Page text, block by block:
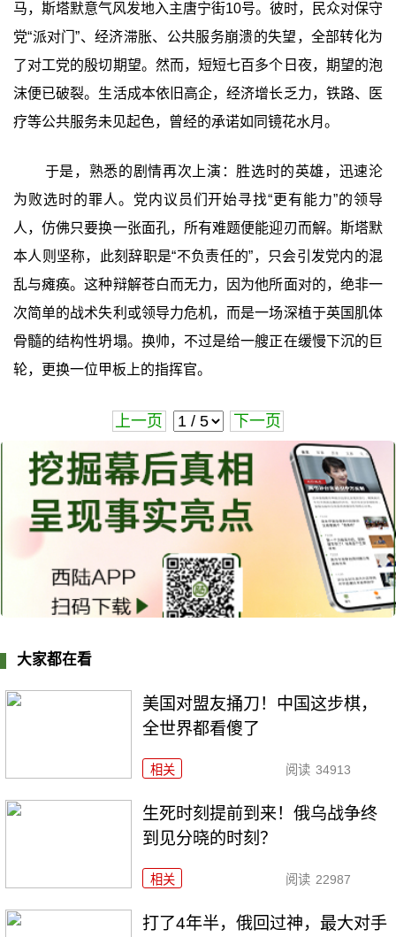
马，斯塔默意气风发地入主唐宁街10号。彼时，民众对保守
党“派对门”、经济滞胀、公共服务崩溃的失望，全部转化为
了对工党的殷切期望。然而，短短七百多个日夜，期望的泡
沫便已破裂。生活成本依旧高企，经济增长乏力，铁路、医
疗等公共服务未见起色，曾经的承诺如同镜花水月。
于是，熟悉的剧情再次上演：胜选时的英雄，迅速沦
为败选时的罪人。党内议员们开始寻找“更有能力”的领导
人，仿佛只要换一张面孔，所有难题便能迎刃而解。斯塔默
本人则坚称，此刻辞职是“不负责任的”，只会引发党内的混
乱与瘫痪。这种辩解苍白而无力，因为他所面对的，绝非一
次简单的战术失利或领导力危机，而是一场深植于英国肌体
骨髓的结构性坍塌。换帅，不过是给一艘正在缓慢下沉的巨
轮，更换一位甲板上的指挥官。
上一页 下一页
大家都在看
美国对盟友捅刀！中国这步棋，
全世界都看傻了
相关 阅读 34913
生死时刻提前到来！俄乌战争终
到见分晓的时刻？
相关 阅读 22987
打了4年半，俄回过神，最大对手